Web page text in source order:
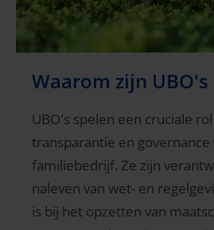
Waarom zijn
UBO's spelen een cruciale
transparantie en governance
familiebedrijf. Ze zijn
naleven van wet- en
is bij het opzetten van